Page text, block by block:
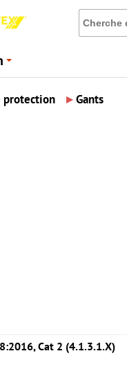
protection ▸ Gants
Cat 2 (4.1.3.1.X)